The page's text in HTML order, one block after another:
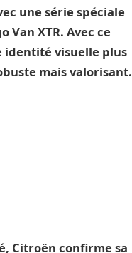
une série spéciale
Van XTR. Avec ce
identité visuelle plus
mais valorisant.
Citroën confirme sa